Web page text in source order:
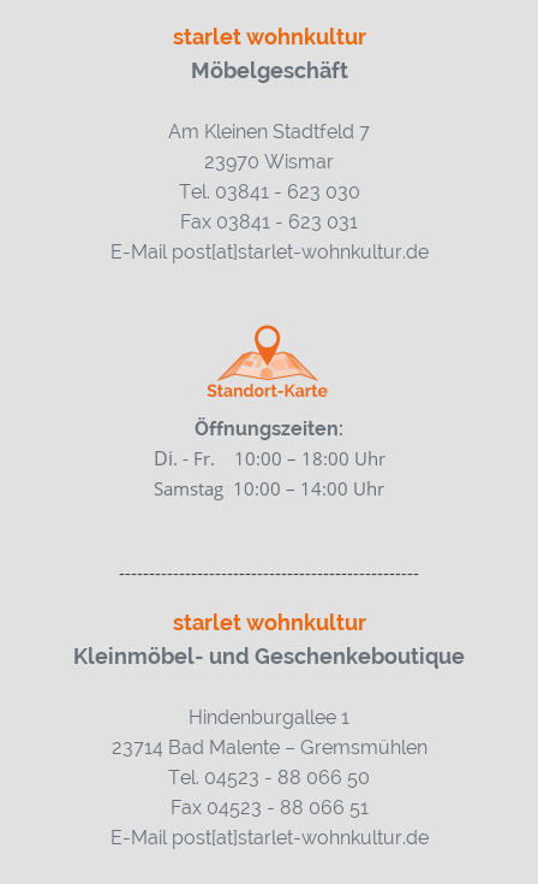
starlet wohnkultur
Möbelgeschäft
Am Kleinen Stadtfeld 7
23970 Wismar
Tel. 03841 - 623 030
Fax 03841 - 623 031
E-Mail post[at]starlet-wohnkultur.de
Öffnungszeiten:
Di. - Fr. 10:00 – 18:00 Uhr
Samstag 10:00 – 14:00 Uhr
--------------------------------------------------
starlet wohnkultur
Kleinmöbel- und Geschenkeboutique
Hindenburgallee 1
23714 Bad Malente – Gremsmühlen
Tel. 04523 - 88 066 50
Fax 04523 - 88 066 51
E-Mail post[at]starlet-wohnkultur.de